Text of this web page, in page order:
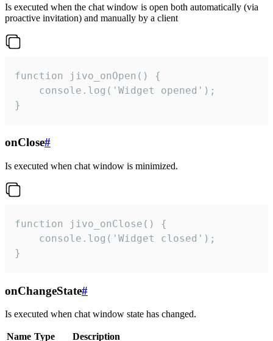
Is executed when the chat window is open both automatically (via
proactive invitation) and manually by a client
function jivo_onOpen() {
    console.log('Widget opened');
}
onClose#
Is executed when chat window is minimized.
function jivo_onClose() {
    console.log('Widget closed');
}
onChangeState#
Is executed when chat window state has changed.
Name Type Description